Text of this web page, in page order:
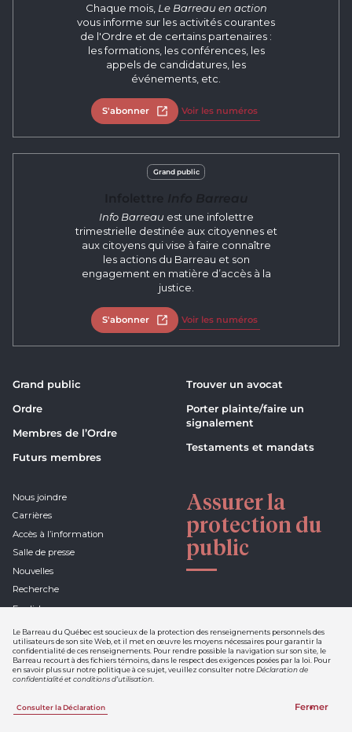
Le Barreau du Québec est soucieux de la protection des renseignements personnels des
utilisateurs de son site Web, et il met en œuvre les moyens nécessaires pour garantir la
confidentialité de ces renseignements. Pour rendre possible la navigation sur son site, le
Barreau recourt à des fichiers témoins, dans le respect des exigences posées par la loi. Pour
en savoir plus sur notre politique à ce sujet, veuillez consulter notreDéclaration de
confidentialité et conditions d’utilisation
Consulter la Déclaration Fermer
Chaque mois, Le Barreau en action
vous informe sur les activités courantes
de l'Ordre et de certains partenaires :
les formations, les conférences, les
appels de candidatures, les
événements, etc.
S'abonner Ouvrir dans un nouvel onglet
Voir les numéros
Grand public
Info Barreau est une infolettre
trimestrielle destinée aux citoyennes et
aux citoyens qui vise à faire connaître
les actions du Barreau et son
engagement en matière d’accès à la
justice.
S'abonner Ouvrir dans un nouvel onglet
Voir les numéros
Grand public
Ordre
Membres de l’Ordre
Futurs membres
Trouver un avocat
Porter plainte/faire un
signalement
Testaments et mandats
Nous joindre
Carrières
Accès à l’information
Salle de presse
Nouvelles
Recherche
English
Assurer la
protection du
public
Déclaration de confidentialité et
conditions d'utilisation